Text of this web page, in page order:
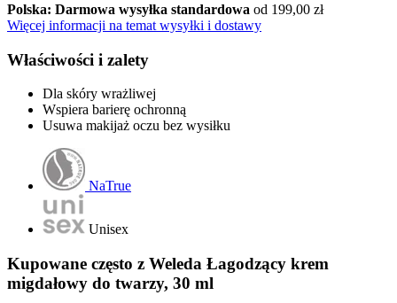
Polska: Darmowa wysyłka standardowa od 199,00 zł
Więcej informacji na temat wysyłki i dostawy
Właściwości i zalety
Dla skóry wrażliwej
Wspiera barierę ochronną
Usuwa makijaż oczu bez wysiłku
NaTrue
Unisex
Kupowane często z Weleda Łagodzący krem
migdałowy do twarzy, 30 ml